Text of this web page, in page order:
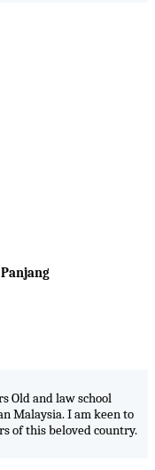
Old and law school
Malaysia. I am keen to
of this beloved country.